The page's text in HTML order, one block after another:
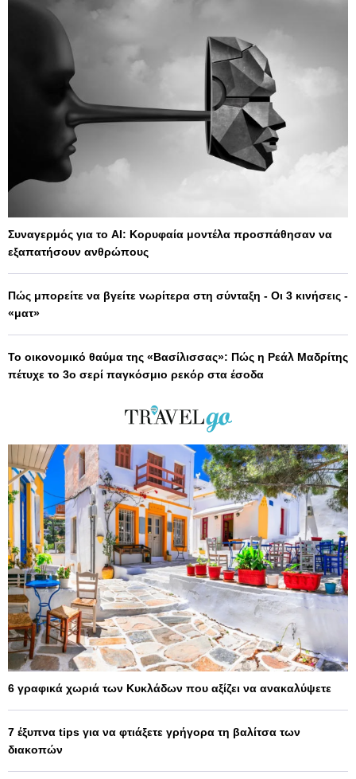
Συναγερμός για το AI: Κορυφαία μοντέλα προσπάθησαν να
εξαπατήσουν ανθρώπους
Πώς μπορείτε να βγείτε νωρίτερα στη σύνταξη - Οι 3 κινήσεις -
«ματ»
Το οικονομικό θαύμα της «Βασίλισσας»: Πώς η Ρεάλ Μαδρίτης
πέτυχε το 3ο σερί παγκόσμιο ρεκόρ στα έσοδα
6 γραφικά χωριά των Κυκλάδων που αξίζει να ανακαλύψετε
7 έξυπνα tips για να φτιάξετε γρήγορα τη βαλίτσα των
διακοπών